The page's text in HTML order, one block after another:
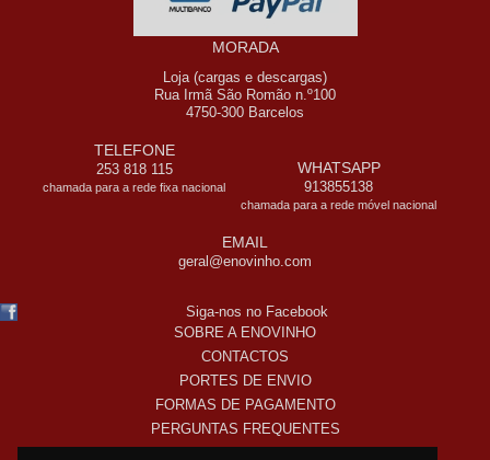
MORADA
Loja (cargas e descargas)
Rua Irmã São Romão n.º100
4750-300 Barcelos
TELEFONE
253 818 115
chamada para a rede fixa nacional
WHATSAPP
913855138
chamada para a rede móvel nacional
EMAIL
geral@enovinho.com
Siga-nos no Facebook
SOBRE A ENOVINHO
CONTACTOS
PORTES DE ENVIO
FORMAS DE PAGAMENTO
PERGUNTAS FREQUENTES